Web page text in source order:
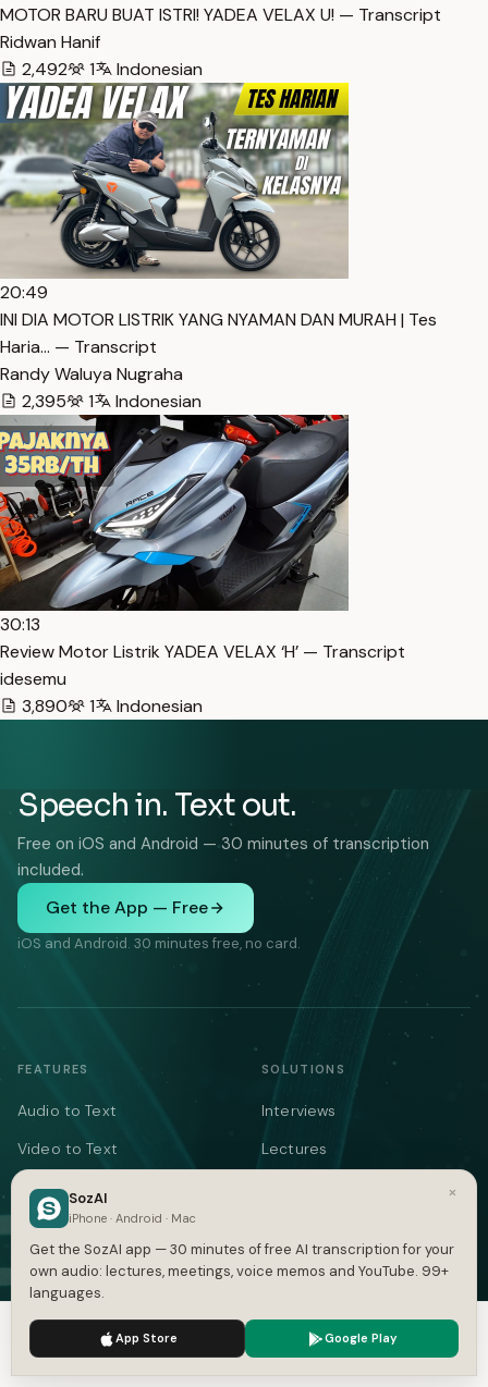
MOTOR BARU BUAT ISTRI! YADEA VELAX U! — Transcript
Ridwan Hanif
2,492
1 Indonesian
20:49
INI DIA MOTOR LISTRIK YANG NYAMAN DAN MURAH | Tes
Haria… — Transcript
Randy Waluya Nugraha
2,395
1 Indonesian
30:13
Review Motor Listrik YADEA VELAX ‘H’ — Transcript
idesemu
3,890
1 Indonesian
Speech in. Text out.
Free on iOS and Android — 30 minutes of transcription
included.
Get the App — Free
iOS and Android. 30 minutes free, no card.
FEATURES
Audio to Text
Video to Text
Note Taker
Meetings
Podcasts
SOLUTIONS
Interviews
Lectures
AI Writer
Summarizer
We use cookies to enhance your experience.
×
SozAI
iPhone · Android · Mac
Get the SozAI app — 30 minutes of free AI transcription for your
own audio: lectures, meetings, voice memos and YouTube. 99+
languages.
App Store Google Play